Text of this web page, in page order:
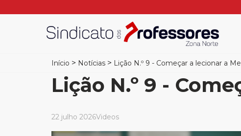
Início > Notícias > Lição N.º 9 - Começar a lecionar a
Lição N.º 9 -
22 julho 2026Videos